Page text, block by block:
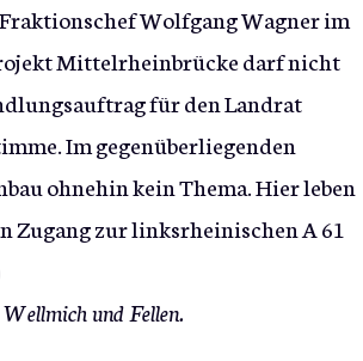
Wolfgang Wagner im
Mittelrheinbrücke darf nicht
für den Landrat
Im gegenüberliegenden
ohnehin kein Thema. Hier leben
Zugang zur linksrheinischen A 61
und Fellen.